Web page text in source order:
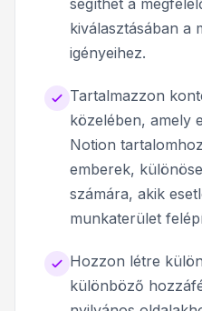
segíthet a
kiválasztásában a
igényeihez.
Tartalmazzon
közelében, amely
Notion
emberek,
számára, akik
munkaterület
Hozzon létre
különböző